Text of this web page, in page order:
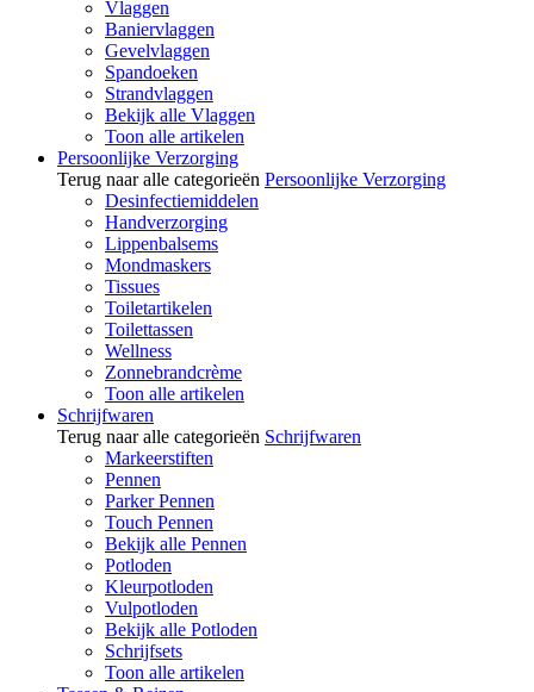
Vlaggen
Baniervlaggen
Gevelvlaggen
Spandoeken
Strandvlaggen
Bekijk alle Vlaggen
Toon alle artikelen
Persoonlijke Verzorging
Terug naar alle categorieën Persoonlijke Verzorging
Desinfectiemiddelen
Handverzorging
Lippenbalsems
Mondmaskers
Tissues
Toiletartikelen
Toilettassen
Wellness
Zonnebrandcrème
Toon alle artikelen
Schrijfwaren
Terug naar alle categorieën Schrijfwaren
Markeerstiften
Pennen
Parker Pennen
Touch Pennen
Bekijk alle Pennen
Potloden
Kleurpotloden
Vulpotloden
Bekijk alle Potloden
Schrijfsets
Toon alle artikelen